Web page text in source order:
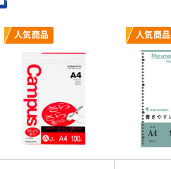
人気商品 人気商品